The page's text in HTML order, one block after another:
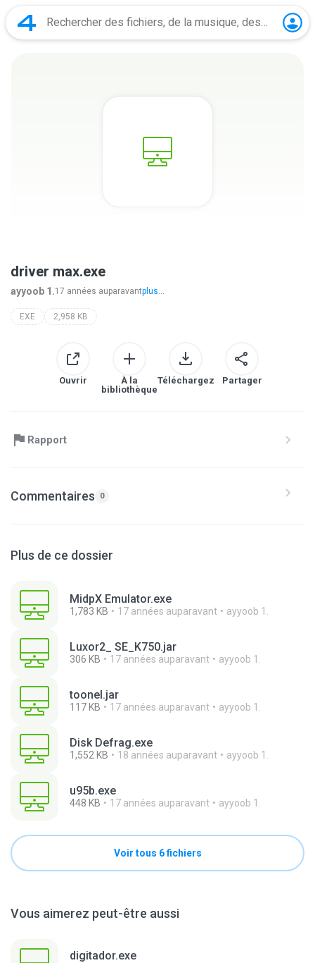
driver max.exe
ayyoob 1.17 années auparavantplus...
EXE 2,958 KB
Ouvrir
À la
bibliothèque
Téléchargez Partager
Rapport
Commentaires 0
Plus de ce dossier
MidpX Emulator.exe
1,783 KB 17 années auparavant ayyoob 1.
Luxor2_ SE_K750.jar
306 KB 17 années auparavant ayyoob 1.
toonel.jar
117 KB 17 années auparavant ayyoob 1.
Disk Defrag.exe
1,552 KB 18 années auparavant ayyoob 1.
u95b.exe
448 KB 17 années auparavant ayyoob 1.
Voir tous 6 fichiers
Vous aimerez peut-être aussi
digitador.exe